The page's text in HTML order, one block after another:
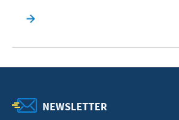
NEWSLETTER